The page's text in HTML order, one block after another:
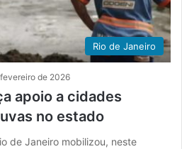
Rio de Janeiro
de 2026
apoio a cidades
no estado
de Janeiro mobilizou, neste